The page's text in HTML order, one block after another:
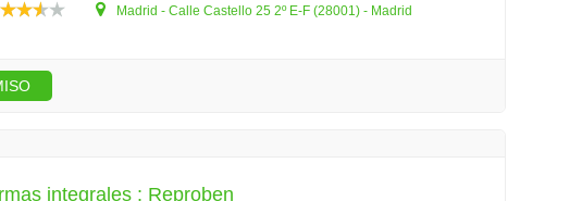
Madrid - Calle Castello 25 2º E-F (28001) - Madrid
integrales : Reproben